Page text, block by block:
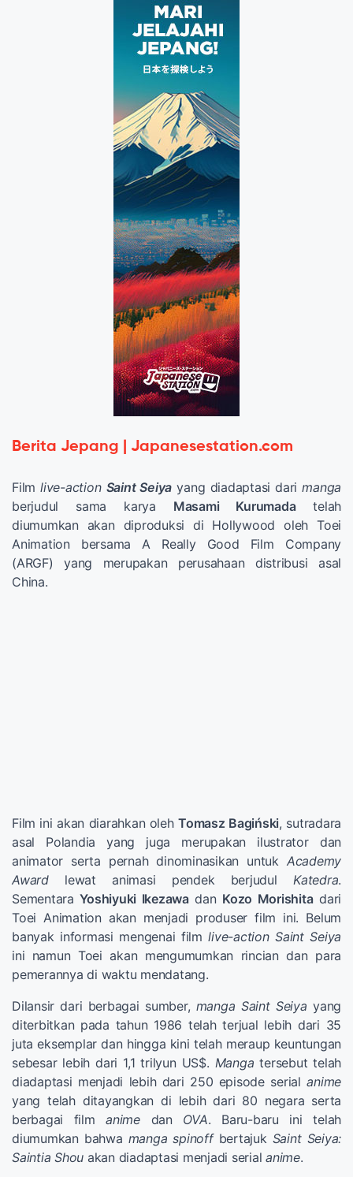
Berita Jepang | Japanesestation.com
Filmlive-action Saint Seiya yang diadaptasi darimanga
berjudul sama karya Masami Kurumadatelah
diumumkan akan diproduksi di Hollywood oleh Toei
Animation bersama A Really Good Film Company
(ARGF) yang merupakan perusahaan distribusi asal
China.
Film ini akan diarahkan olehTomasz Bagiński, sutradara
asal Polandia yang juga merupakan ilustrator dan
animator serta pernah dinominasikan untuk Academy
Awardlewat animasi pendek berjudul Katedra.
SementaraYoshiyuki Ikezawadan Kozo Morishitadari
Toei Animation akan menjadi produser film ini. Belum
banyak informasi mengenai filmlive-action Saint Seiya
ini namun Toei akan mengumumkan rincian dan para
pemerannya di waktu mendatang.
Dilansir dari berbagai sumber, manga Saint Seiya yang
diterbitkan pada tahun 1986 telah terjual lebih dari 35
juta eksemplar dan hingga kini telah meraup keuntungan
sebesar lebih dari 1,1 trilyun US$. Manga tersebut telah
diadaptasi menjadi lebih dari 250 episode serialanime
yang telah ditayangkan di lebih dari 80 negara serta
berbagai filmanimedan OVA. Baru-baru ini telah
diumumkan bahwa manga spinoffbertajuk Saint Seiya:
Saintia Shou akan diadaptasi menjadi serial anime.